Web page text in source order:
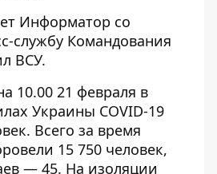
Информатор со
службу Командования
ВСУ.
10.00 21 февраля в
Украины COVID-19
Всего за время
15 750 человек,
— 45. На изоляции